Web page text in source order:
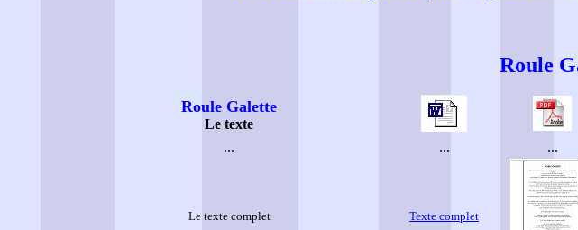
Roule
Roule Galette
Le texte
...
... ...
Le texte complet Texte complet